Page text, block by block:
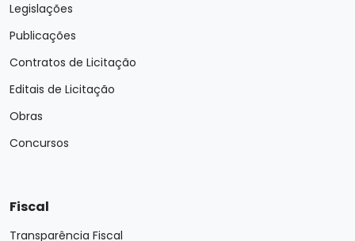
Legislações
Publicações
Contratos de Licitação
Editais de Licitação
Obras
Concursos
Fiscal
Transparência Fiscal